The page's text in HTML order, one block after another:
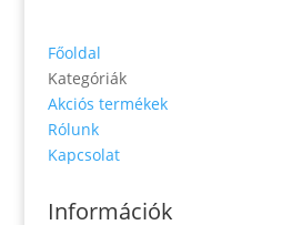
Főoldal
Kategóriák
Akciós termékek
Rólunk
Kapcsolat
Információk